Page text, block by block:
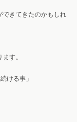
できてきたのかもしれ
す。
ける事」